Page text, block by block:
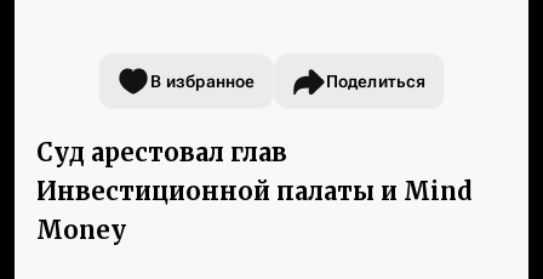
В избранное Поделиться
Суд арестовал глав
Инвестиционной палаты и Mind
Money